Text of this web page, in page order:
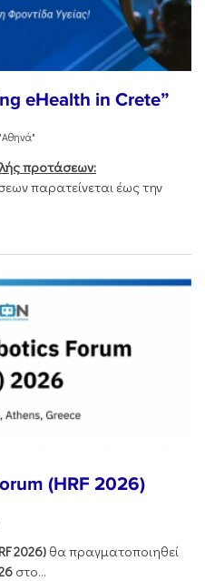
eHealth in Crete”
προτάσεων:
παρατείνεται έως την
(HRF 2026)
2026) θα πραγματοποιηθεί
στο...